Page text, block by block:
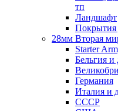
тп
Ландшафт
Покрытия
28мм Вторая
Starter
Бельгия и
Германия
Италия и
СССР